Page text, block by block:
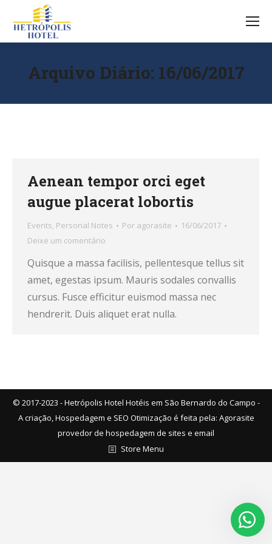
Arquivo Diário: 16/06/2017
Aenean tempor orci eget
augue placerat lobortis
Events, Personal Notes Por agorasite
16/06/2017
Deixe um comentário
Quisque a massa facilisis, pellentesque tellus sit
amet, egestas ipsum. Mauris sodales convallis
cursus. Fusce efficitur euismod massa nec
hendrerit. Duis aliquet erat nulla.
© 2017-2023 - Hetrópolis Hotel Hotéis em São Bernardo do Campo -
A criação, Hospedagem e SEO Otimização é feita pela: Agorasite
provedor de hospedagem de sites e email
Store Menu